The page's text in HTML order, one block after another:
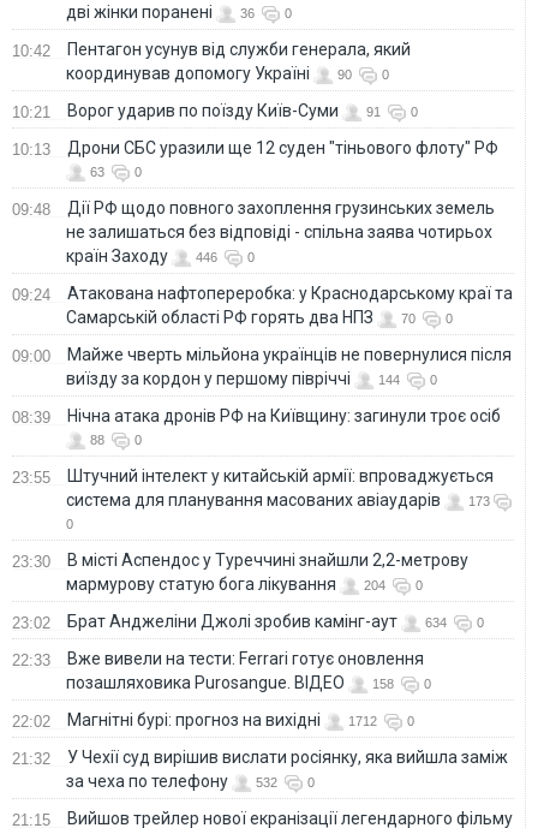
дві жінки поранені
36 0
10:42
Пентагон усунув від служби генерала, який
координував допомогу Україні
90 0
10:21 Ворог ударив по поїзду Київ-Суми 91 0
10:13 Дрони СБС уразили ще 12 суден "тіньового флоту" РФ
63 0
09:48
Дії РФ щодо повного захоплення грузинських земель
не залишаться без відповіді - спільна заява чотирьох
країн Заходу
446 0
09:24
Атакована нафтопереробка: у Краснодарському краї та
Самарській області РФ горять два НПЗ
70 0
09:00
Майже чверть мільйона українців не повернулися після
виїзду за кордон у першому півріччі
144 0
08:39 Нічна атака дронів РФ на Київщину: загинули троє осіб
88 0
23:55
Штучний інтелект у китайській армії: впроваджується
система для планування масованих авіаударів
173
0
23:30
В місті Аспендос у Туреччині знайшли 2,2-метрову
мармурову статую бога лікування
204 0
23:02 Брат Анджеліни Джолі зробив камінг-аут 634 0
22:33
Вже вивели на тести: Ferrari готує оновлення
позашляховика Purosangue. ВІДЕО
158 0
22:02 Магнітні бурі: прогноз на вихідні 1712 0
21:32
У Чехії суд вирішив вислати росіянку, яка вийшла заміж
за чеха по телефону
532 0
21:15 Вийшов трейлер нової екранізації легендарного фільму